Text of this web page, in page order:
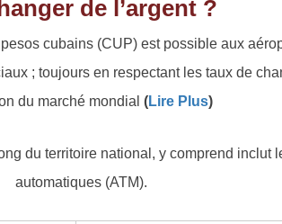
de l’argent ?
cubains (CUP) est possible aux
; toujours en respectant les taux de
du marché mondial (Lire Plus)
du territoire national, y comprend inclut
automatiques (ATM).